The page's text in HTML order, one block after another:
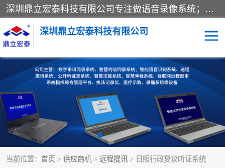
深圳鼎立宏泰科技有限公司专注做语音录像系统；主要服务有：约谈室同步录音录像系统、设计数字询问同步录音录像、数字约谈室同步录音录像、公开听证室、智慧庭审、智能语音识别转写、远程提讯（提审）、记录仪、远程指挥综合管理平台、录播系统等
深圳鼎立宏泰科技有限公司
当前位置： 首页 > 供应商机 > 远程提讯 > 日照行政复议听证系统
同步录音录像设备 便携式审讯设备
数字法庭 听证室
远程提讯 语音识别